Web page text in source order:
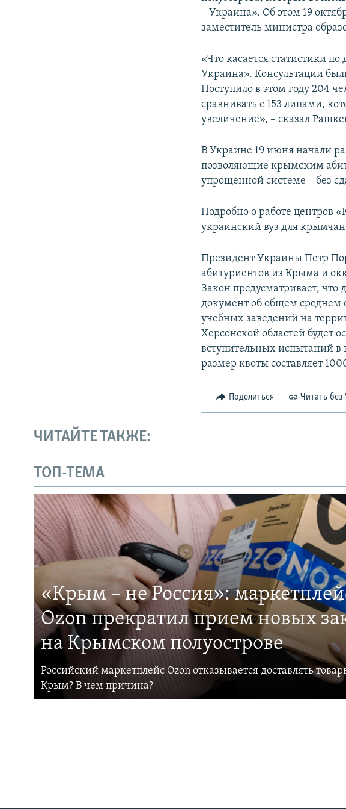
– Украина». Об этом 19
заместитель министра
«Что касается статистики
Украина». Консультации
Поступило в этом году 204
сравнивать с 153 лицами,
увеличение», – сказал
В Украине 19 июня начали
позволяющие крымским
упрощенной системе – без
Подробно о работе центров
украинский вуз для
Президент Украины Петр
абитуриентов из Крыма и
Закон предусматривает,
документ об общем среднем
учебных заведений на
Херсонской областей будет
вступительных испытаний в
размер квоты составляет
Поделиться Читать без
ЧИТАЙТЕ ТАКЖЕ:
ТОП-ТЕМА
«Крым – не Россия»:
Ozon прекратил прием новых
на Крымском полуострове
Российский маркетплейс Ozon отказывается доставлять
Крым? В чем причина?